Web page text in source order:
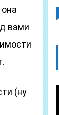
вами
(ну